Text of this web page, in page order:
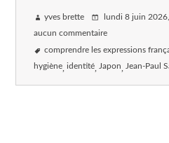
yves brette lundi 8 juin 2026
aucun commentaire
comprendre les expressions
hygiène identité Japon Jean-Paul